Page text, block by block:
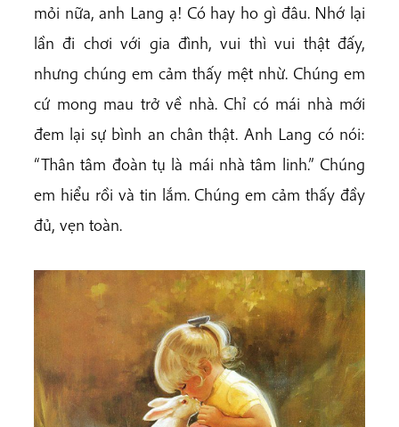
mỏi nữa, anh Lang ạ! Có hay ho gì đâu. Nhớ lại
lần đi chơi với gia đình, vui thì vui thật đấy,
nhưng chúng em cảm thấy mệt nhừ. Chúng em
cứ mong mau trở về nhà. Chỉ có mái nhà mới
đem lại sự bình an chân thật. Anh Lang có nói:
“Thân tâm đoàn tụ là mái nhà tâm linh.” Chúng
em hiểu rồi và tin lắm. Chúng em cảm thấy đầy
đủ, vẹn toàn.